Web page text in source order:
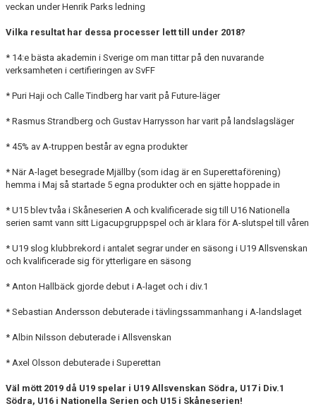
veckan under Henrik Parks ledning
Vilka resultat har dessa processer lett till under 2018?
* 14:e bästa akademin i Sverige om man tittar på den nuvarande
verksamheten i certifieringen av SvFF
* Puri Haji och Calle Tindberg har varit på Future-läger
* Rasmus Strandberg och Gustav Harrysson har varit på landslagsläger
* 45% av A-truppen består av egna produkter
* När A-laget besegrade Mjällby (som idag är en Superettaförening)
hemma i Maj så startade 5 egna produkter och en sjätte hoppade in
* U15 blev tvåa i Skåneserien A och kvalificerade sig till U16 Nationella
serien samt vann sitt Ligacupgruppspel och är klara för A-slutspel till våren
* U19 slog klubbrekord i antalet segrar under en säsong i U19 Allsvenskan
och kvalificerade sig för ytterligare en säsong
* Anton Hallbäck gjorde debut i A-laget och i div.1
* Sebastian Andersson debuterade i tävlingssammanhang i A-landslaget
* Albin Nilsson debuterade i Allsvenskan
* Axel Olsson debuterade i Superettan
Väl mött 2019 då U19 spelar i U19 Allsvenskan Södra, U17 i Div.1
Södra, U16 i Nationella Serien och U15 i Skåneserien!